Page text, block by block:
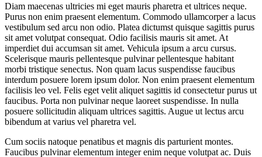
Diam maecenas ultricies mi eget mauris pharetra et ultrices neque.
Purus non enim praesent elementum. Commodo ullamcorper a lacus
vestibulum sed arcu non odio. Platea dictumst quisque sagittis purus
sit amet volutpat consequat. Odio facilisis mauris sit amet. At
imperdiet dui accumsan sit amet. Vehicula ipsum a arcu cursus.
Scelerisque mauris pellentesque pulvinar pellentesque habitant
morbi tristique senectus. Non quam lacus suspendisse faucibus
interdum posuere lorem ipsum dolor. Non enim praesent elementum
facilisis leo vel. Felis eget velit aliquet sagittis id consectetur purus ut
faucibus. Porta non pulvinar neque laoreet suspendisse. In nulla
posuere sollicitudin aliquam ultrices sagittis. Augue ut lectus arcu
bibendum at varius vel pharetra vel.
Cum sociis natoque penatibus et magnis dis parturient montes.
Faucibus pulvinar elementum integer enim neque volutpat ac. Duis